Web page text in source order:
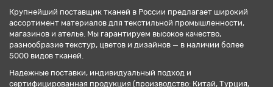
Крупнейший поставщик тканей в России предлагает широкий
ассортимент материалов для текстильной промышленности,
магазинов и ателье. Мы гарантируем высокое качество,
разнообразие текстур, цветов и дизайнов — в наличии более
5000 видов тканей.
Надежные поставки, индивидуальный подход и
сертифицированная продукция (производство: Китай, Турция,